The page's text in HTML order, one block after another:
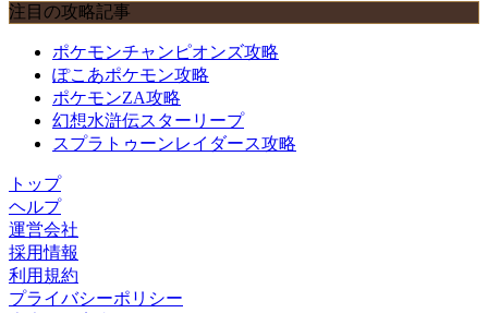
注目の攻略記事
ポケモンチャンピオンズ攻略
ぽこあポケモン攻略
ポケモンZA攻略
幻想水滸伝スターリープ
スプラトゥーンレイダース攻略
トップ
ヘルプ
運営会社
採用情報
利用規約
プライバシーポリシー